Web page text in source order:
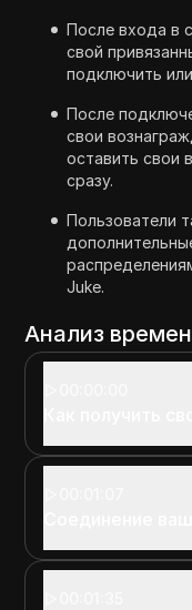
После входа в
свой
подключить
После
свои
оставить свои
сразу.
Пользователи
Juke.
Анализ